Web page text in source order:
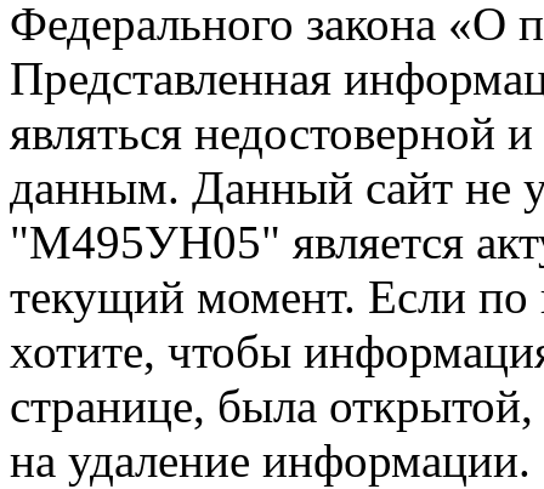
Федерального закона «О
Представленная
являться недостоверной
данным. Данный сайт не
"М495УН05" является
текущий момент. Если
хотите, чтобы
странице, была открытой,
на удаление информации.